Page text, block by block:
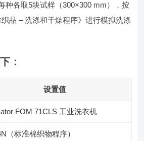
种各取5块试样（300×300 mm），按
品 – 洗涤和干燥程序》进行模拟洗涤
：
设置值
FOM 71CLS 工业洗衣机
（标准棉织物程序）